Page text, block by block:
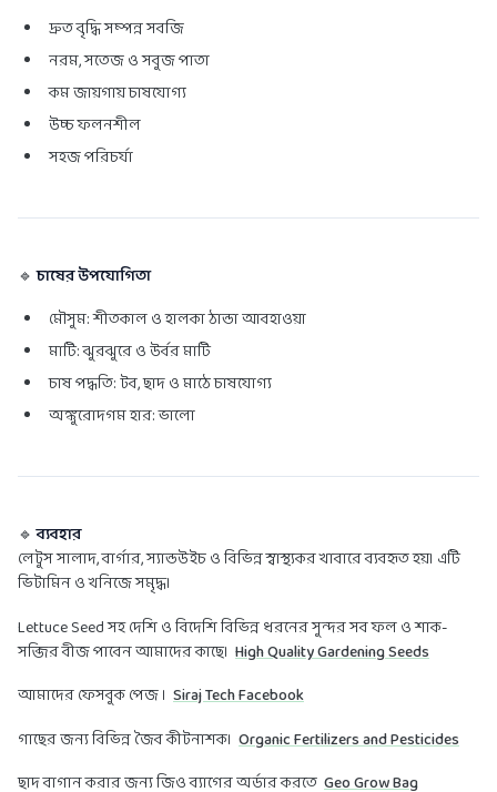
দ্রুত বৃদ্ধি সম্পন্ন সবজি
নরম, সতেজ ও সবুজ পাতা
কম জায়গায় চাষযোগ্য
উচ্চ ফলনশীল
সহজ পরিচর্যা
🔹চাষের উপযোগিতা
মৌসুম: শীতকাল ও হালকা ঠান্ডা আবহাওয়া
মাটি: ঝুরঝুরে ও উর্বর মাটি
চাষ পদ্ধতি: টব, ছাদ ও মাঠে চাষযোগ্য
অঙ্কুরোদগম হার: ভালো
🔹ব্যবহার
লেটুস সালাদ, বার্গার, স্যান্ডউইচ ও বিভিন্ন স্বাস্থ্যকর খাবারে ব্যবহৃত হয়। এটি
ভিটামিন ও খনিজে সমৃদ্ধ।
Lettuce Seed সহ দেশি ও বিদেশি বিভিন্ন ধরনের সুন্দর সব ফল ও শাক-
সব্জির বীজ পাবেন আমাদের কাছে। High Quality Gardening Seeds
আমাদের ফেসবুক পেজ । Siraj Tech Facebook
গাছের জন্য বিভিন্ন জৈব কীটনাশক। Organic Fertilizers and Pesticides
ছাদ বাগান করার জন্য জিও ব্যাগের অর্ডার করতে Geo Grow Bag